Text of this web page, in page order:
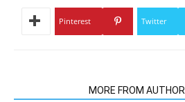
Twitter
Pinterest
MORE FROM AUTHOR